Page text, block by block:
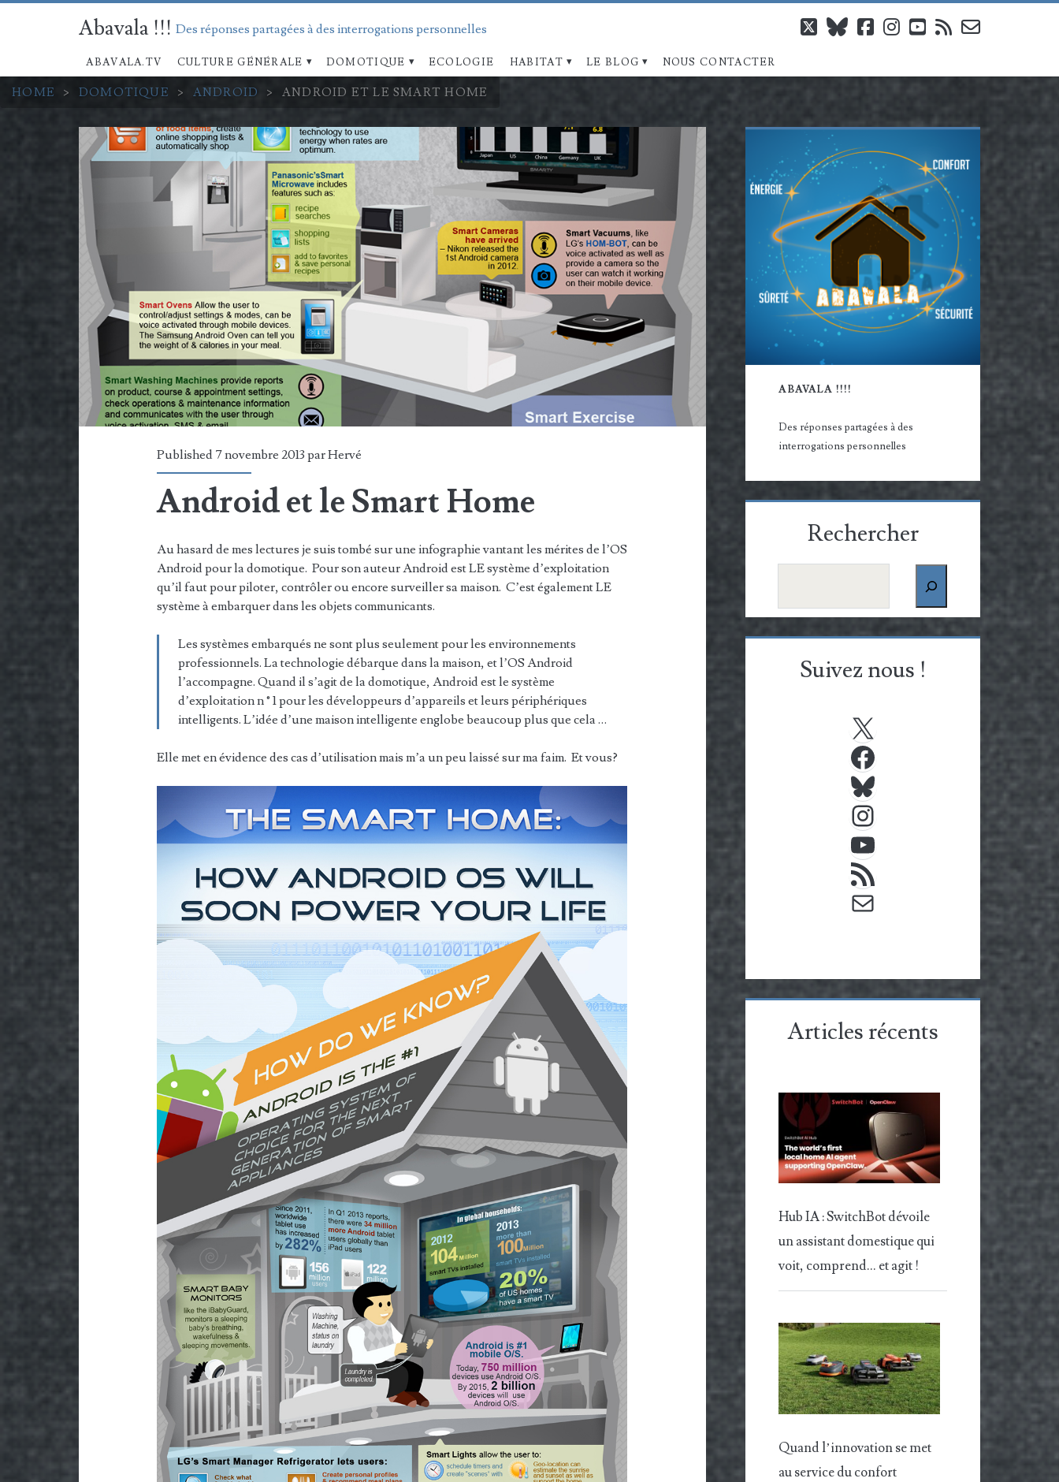
Abavala !!! Des réponses partagées à des interrogations personnelles
ABAVALA.TV CULTURE GÉNÉRALE DOMOTIQUE ECOLOGIE HABITAT LE BLOG NOUS CONTACTER
twitterblueskyfacebook
instagram
youtube
rss email-
HOME > DOMOTIQUE > ANDROID > ANDROID ET LE SMART HOME
Published 7 novembre 2013 parHervé
Android et le Smart Home
Au hasard de mes lectures je suis tombé sur une infographie vantant les mérites de l’OS
Android pour la domotique. Pour son auteur Android est LE système d’exploitation
qu’il faut pour piloter, contrôler ou encore surveiller sa maison. C’est également LE
système à embarquer dans les objets communicants.
Les systèmes embarqués ne sont plus seulement pour les environnements
professionnels. La technologie débarque dans la maison, et l’OS Android
l’accompagne. Quand il s’agit de la domotique, Android est le système
d’exploitation n ° 1 pour les développeurs d’appareils et leurs périphériques
intelligents. L’idée d’une maison intelligente englobe beaucoup plus que cela …
Elle met en évidence des cas d’utilisation mais m’a un peu laissé sur ma faim. Et vous?
Barre
latérale
principale
ABAVALA !!!!
Des réponses partagées à des
interrogations personnelles
Rechercher
Suivez nous !
Facebook
YouTube
Articles récents
Hub IA : SwitchBot dévoile
un assistant domestique qui
voit, comprend… et agit !
Quand l’innovation se met
au service du confort